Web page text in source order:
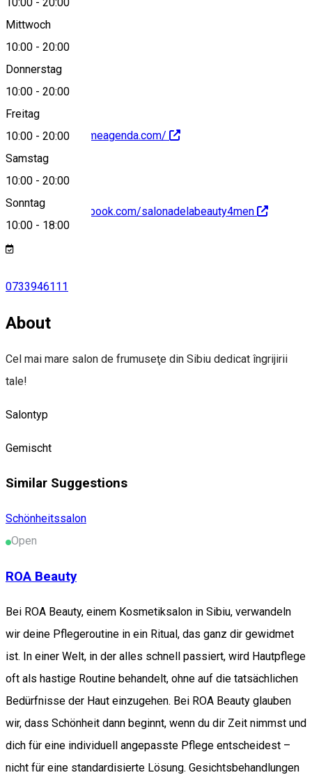
10:00 - 20:00
Mittwoch
10:00 - 20:00
Donnerstag
10:00 - 20:00
Freitag
10:00 - 20:00
Samstag
10:00 - 20:00
Sonntag
10:00 - 18:00
https://adela.ontimeagenda.com/
https://www.facebook.com/salonadelabeauty4men
0733946111
About
Cel mai mare salon de frumuseţe din Sibiu dedicat îngrijirii
tale!
Salontyp
Gemischt
Similar Suggestions
Schönheitssalon
Open
ROA Beauty
Bei ROA Beauty, einem Kosmetiksalon in Sibiu, verwandeln
wir deine Pflegeroutine in ein Ritual, das ganz dir gewidmet
ist. In einer Welt, in der alles schnell passiert, wird Hautpflege
oft als hastige Routine behandelt, ohne auf die tatsächlichen
Bedürfnisse der Haut einzugehen. Bei ROA Beauty glauben
wir, dass Schönheit dann beginnt, wenn du dir Zeit nimmst und
dich für eine individuell angepasste Pflege entscheidest –
nicht für eine standardisierte Lösung. Gesichtsbehandlungen